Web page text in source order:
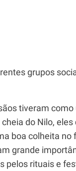
grupos
tiveram
do Nilo,
boa colheita no
grande
pelos rituais e